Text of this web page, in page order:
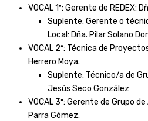
VOCAL 1º: Gerente de REDEX:
Suplente: Gerente o
Local: Dña. Pilar Solano
VOCAL 2º: Técnica de
Herrero Moya.
Suplente: Técnico/a de
Jesús Seco González
VOCAL 3º: Gerente de Grupo
Parra Gómez.